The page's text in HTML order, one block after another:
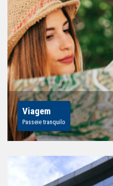
Viagem
Passeie tranquilo